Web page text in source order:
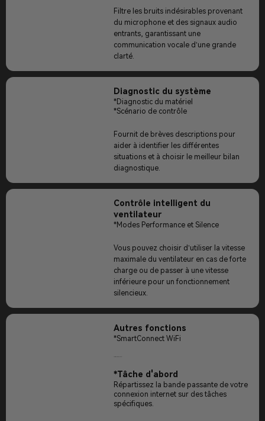
Filtre les bruits indésirables provenant
du microphone et des signaux audio
entrants, garantissant une
communication vocale d’une grande
clarté.
Diagnostic du système
*Diagnostic du matériel
*Scénario de contrôle
Fournit de brèves descriptions pour
aider à identifier les différentes
situations et à choisir le meilleur bilan
diagnostique.
Contrôle intelligent du
ventilateur
*Modes Performance et Silence
Vous pouvez choisir d’utiliser la vitesse
maximale du ventilateur en cas de forte
charge ou de passer à une vitesse
inférieure pour un fonctionnement
silencieux.
Autres fonctions
*SmartConnect WiFi
*Tâche d'abord
Répartissez la bande passante de votre
connexion internet sur des tâches
spécifiques.